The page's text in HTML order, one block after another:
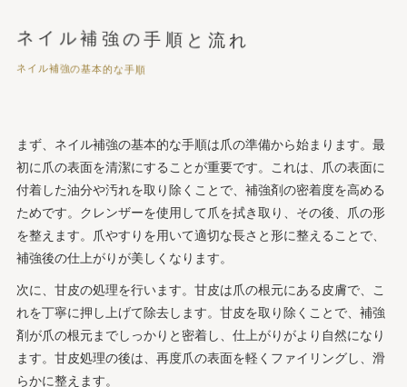
ネイル補強の手順と流れ
ネイル補強の基本的な手順
まず、ネイル補強の基本的な手順は爪の準備から始まります。最
初に爪の表面を清潔にすることが重要です。これは、爪の表面に
付着した油分や汚れを取り除くことで、補強剤の密着度を高める
ためです。クレンザーを使用して爪を拭き取り、その後、爪の形
を整えます。爪やすりを用いて適切な長さと形に整えることで、
補強後の仕上がりが美しくなります。
次に、甘皮の処理を行います。甘皮は爪の根元にある皮膚で、こ
れを丁寧に押し上げて除去します。甘皮を取り除くことで、補強
剤が爪の根元までしっかりと密着し、仕上がりがより自然になり
ます。甘皮処理の後は、再度爪の表面を軽くファイリングし、滑
らかに整えます。